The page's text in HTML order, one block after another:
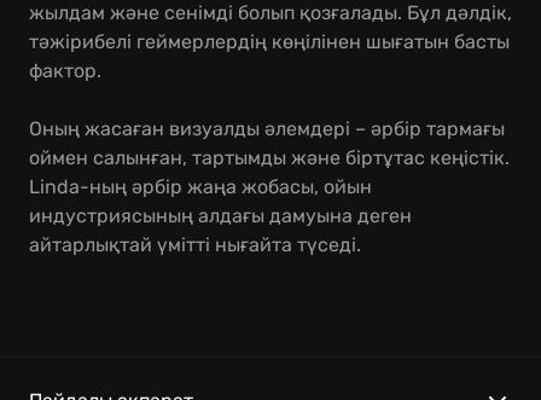
жылдам және сенімді болып қозғалады. Бұл дәлдік,
тәжірибелі геймерлердің көңілінен шығатын басты
фактор.
Оның жасаған визуалды әлемдері – әрбір тармағы
оймен салынған, тартымды және біртұтас кеңістік.
Linda-ның әрбір жаңа жобасы, ойын
индустриясының алдағы дамуына деген
айтарлықтай үмітті нығайта түседі.